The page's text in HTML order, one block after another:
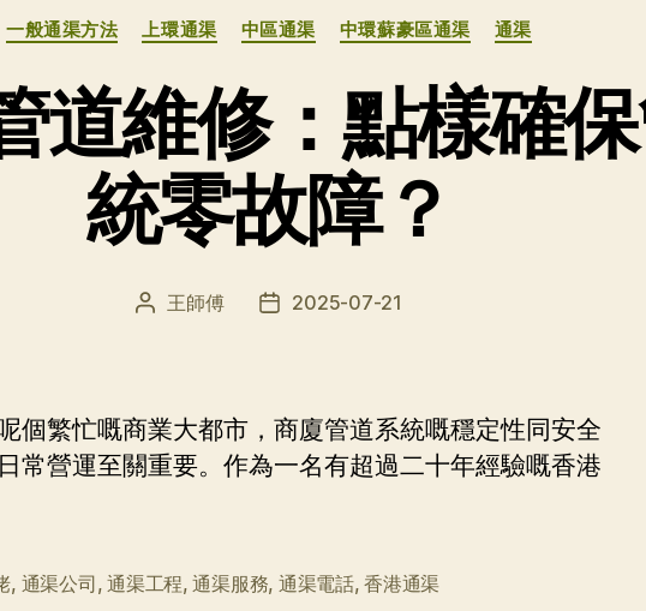
分
类
一般通渠方法 上環通渠 中區通渠 中環蘇豪區通渠 通渠
道維修：點樣確
統零故障？
文 王師傅
发 2025-07-21
個繁忙嘅商業大都市，商廈管道系統嘅穩定性同安全
常營運至關重要。作為一名有超過二十年經驗嘅香港
, 通渠公司,通渠工程,通渠服務, 通渠電話,香港通渠